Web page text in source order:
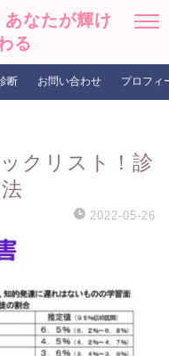
あなたが輝け
る
断 お問い合わせ プロフィ
クリスト！診
2022-05-26